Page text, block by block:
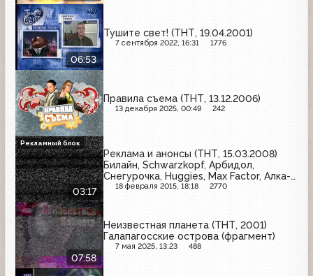
06:53
Тушите свет! (ТНТ, 19.04.2001)
7 сентября 2022, 16:31 1776
Правила съема (ТНТ, 13.12.2006)
13 декабря 2025, 00:49 242
03:17
Реклама и анонсы (ТНТ, 15.03.2008)
Билайн, Schwarzkopf, Арбидол,
Снегурочка, Huggies, Max Factor, Алка-
Зельтцер, Nivea for Men
18 февраля 2015, 18:18 2770
Рекламный блок
07:58
Неизвестная планета (ТНТ, 2001)
Галапагосские острова (фрагмент)
7 мая 2025, 13:23 488